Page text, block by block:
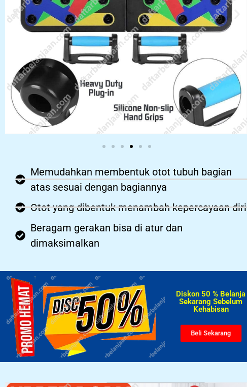
Memudahkan membentuk otot tubuh bagian
atas sesuai dengan bagiannya
Otot yang dibentuk menambah kepercayaan diri
Beragam gerakan bisa di atur dan
dimaksimalkan
Diskon 50 % Belanja
Sekarang Sebelum
Kehabisan​
Beli Sekarang